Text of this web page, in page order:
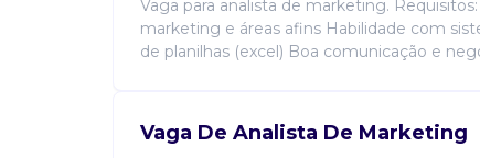
Vaga para analista de marketing.
marketing e áreas afins Habilidade com
de planilhas (excel) Boa comunicação e
Vaga De Analista De Marketing